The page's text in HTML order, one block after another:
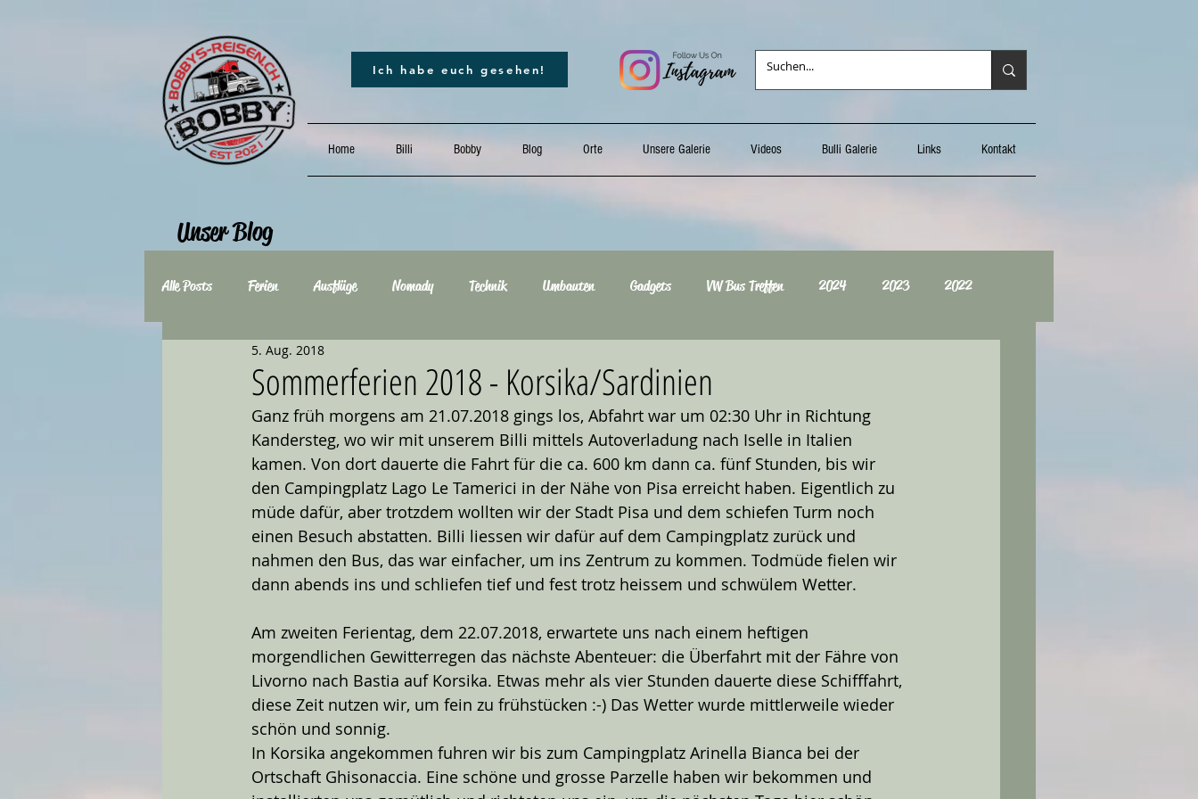
Ich habe euch gesehen!
Home Billi Bobby Blog Orte Unsere Galerie Videos Bulli Galerie Links Kontakt
Unser Blog
Alle Posts Ferien Ausflüge Nomady Technik Umbauten Gadgets VW Bus Treffen 2024 2023 2022
2020 2019
Sommerferien 2018 - Korsika/Sardinien
5. Aug. 2018
Ganz früh morgens am 21.07.2018 gings los, Abfahrt war um 02:30 Uhr in Richtung
Kandersteg, wo wir mit unserem Billi mittels Autoverladung nach Iselle in Italien
kamen. Von dort dauerte die Fahrt für die ca. 600 km dann ca. fünf Stunden, bis wir
den Campingplatz Lago Le Tamerici in der Nähe von Pisa erreicht haben. Eigentlich zu
müde dafür, aber trotzdem wollten wir der Stadt Pisa und dem schiefen Turm noch
einen Besuch abstatten. Billi liessen wir dafür auf dem Campingplatz zurück und
nahmen den Bus, das war einfacher, um ins Zentrum zu kommen. Todmüde fielen wir
dann abends ins und schliefen tief und fest trotz heissem und schwülem Wetter.
Am zweiten Ferientag, dem 22.07.2018, erwartete uns nach einem heftigen
morgendlichen Gewitterregen das nächste Abenteuer: die Überfahrt mit der Fähre von
Livorno nach Bastia auf Korsika. Etwas mehr als vier Stunden dauerte diese Schifffahrt,
diese Zeit nutzen wir, um fein zu frühstücken :-) Das Wetter wurde mittlerweile wieder
schön und sonnig.
In Korsika angekommen fuhren wir bis zum Campingplatz Arinella Bianca bei der
Ortschaft Ghisonaccia. Eine schöne und grosse Parzelle haben wir bekommen und